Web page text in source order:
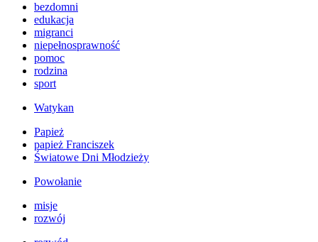
bezdomni
edukacja
migranci
niepełnosprawność
pomoc
rodzina
sport
Watykan
Papież
papież Franciszek
Światowe Dni Młodzieży
Powołanie
misje
rozwój